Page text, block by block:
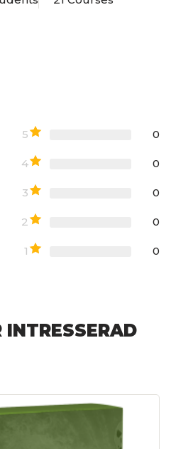
5 0
4 0
3 0
2 0
1 0
INTRESSERAD